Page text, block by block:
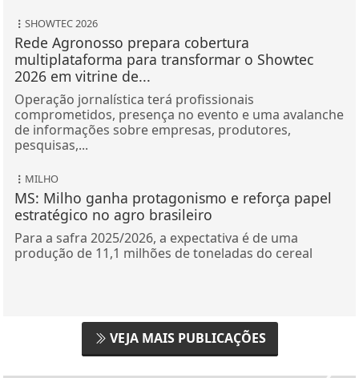
SHOWTEC 2026
Rede Agronosso prepara cobertura
multiplataforma para transformar o Showtec
2026 em vitrine de...
Operação jornalística terá profissionais
comprometidos, presença no evento e uma avalanche
de informações sobre empresas, produtores,
pesquisas,...
MILHO
MS: Milho ganha protagonismo e reforça papel
estratégico no agro brasileiro
Para a safra 2025/2026, a expectativa é de uma
produção de 11,1 milhões de toneladas do cereal
VEJA MAIS PUBLICAÇÕES